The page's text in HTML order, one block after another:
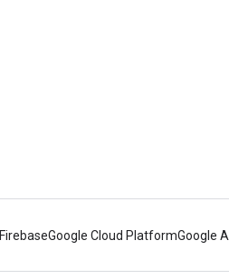
FirebaseGoogle Cloud PlatformGoogle AI